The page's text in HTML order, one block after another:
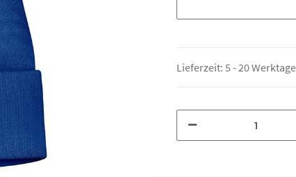
Lieferzeit: 5 - 20 Werktage